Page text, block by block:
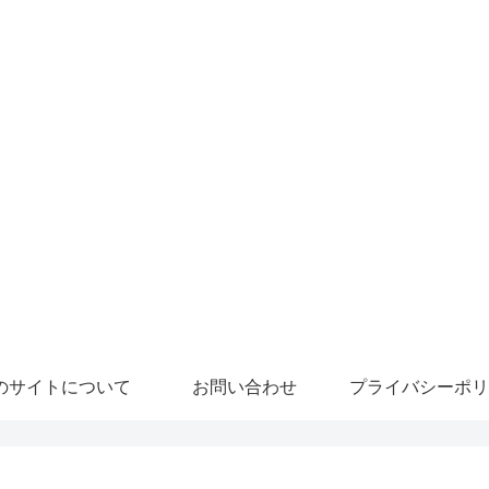
サイトについて お問い合わせ プライバシーポ